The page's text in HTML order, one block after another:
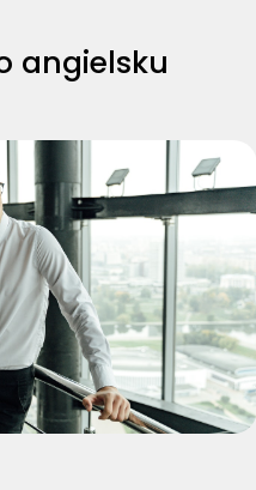
angielsku